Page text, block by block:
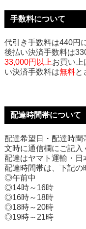
手数料について
代引き手数料は440円
後払い決済手数料は
33,000円以上お買い上
い決済手数料は無料と
配達時間帯について
配達希望日・配達時
文時に通信欄にご記入
配達はヤマト運輸・日
配達時間帯は、下記の
◎午前中
◎14時～16時
◎16時～18時
◎18時～20時
◎19時～21時